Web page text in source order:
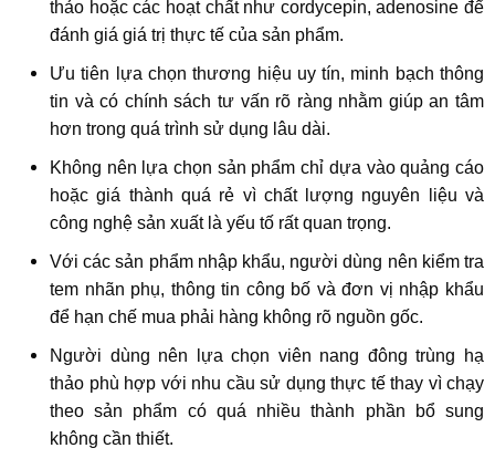
thảo hoặc các hoạt chất như cordycepin, adenosine để
đánh giá giá trị thực tế của sản phẩm.
Ưu tiên lựa chọn thương hiệu uy tín, minh bạch thông
tin và có chính sách tư vấn rõ ràng nhằm giúp an tâm
hơn trong quá trình sử dụng lâu dài.
Không nên lựa chọn sản phẩm chỉ dựa vào quảng cáo
hoặc giá thành quá rẻ vì chất lượng nguyên liệu và
công nghệ sản xuất là yếu tố rất quan trọng.
Với các sản phẩm nhập khẩu, người dùng nên kiểm tra
tem nhãn phụ, thông tin công bố và đơn vị nhập khẩu
để hạn chế mua phải hàng không rõ nguồn gốc.
Người dùng nên lựa chọn viên nang đông trùng hạ
thảo phù hợp với nhu cầu sử dụng thực tế thay vì chạy
theo sản phẩm có quá nhiều thành phần bổ sung
không cần thiết.